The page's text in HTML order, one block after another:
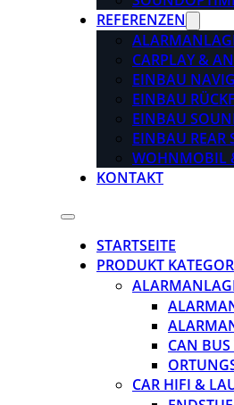
REFERENZEN
CARPLAY &
EINBAU
EINBAU
EINBAU
EINBAU REAR
WOHNMOBIL
KONTAKT
STARTSEITE
PRODUKT
CAN BUS
CAR HIFI &